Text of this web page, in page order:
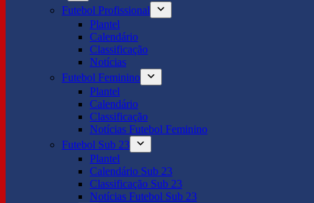
Futebol Profissional
Plantel
Calendário
Classificação
Notícias
Futebol Feminino
Plantel
Calendário
Classificação
Notícias Futebol Feminino
Futebol Sub 23
Plantel
Calendário Sub 23
Classificação Sub 23
Notícias Futebol Sub 23